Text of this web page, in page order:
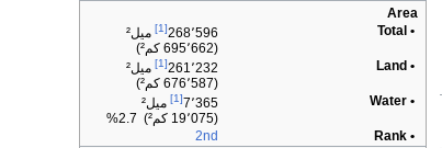
Area
• Total
268٬596[1]
ميل²
(695٬662 كم²)
• Land
261٬232[1]
ميل²
(676٬587 كم²)
• Water
7٬365[1]
ميل²
(19٬075 كم²) 2.7%
• Rank
2nd